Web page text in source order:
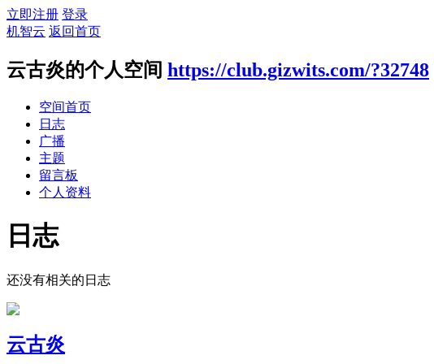
立即注册 登录
机智云 返回首页
云古炎的个人空间 https://club.gizwits.com/?32748
空间首页
日志
广播
主题
留言板
个人资料
日志
还没有相关的日志
云古炎